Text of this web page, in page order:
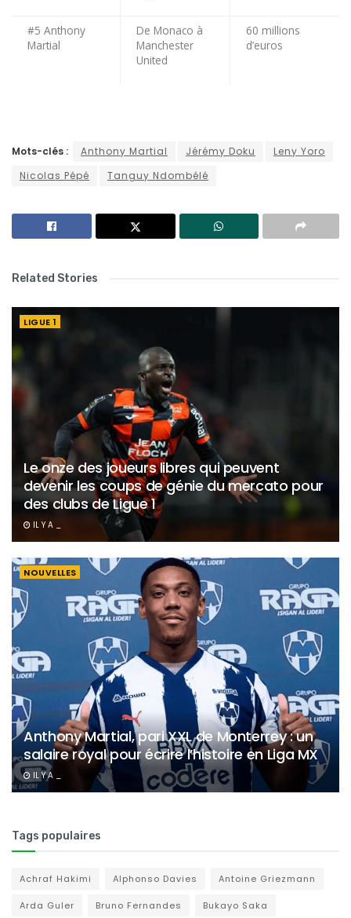
#5 Anthony
Martial
De Monaco à
Manchester
United
60 millions
d’euros
Mots-clés : Anthony Martial Jérémy Doku
Leny Yoro
Nicolas Pépé
Tanguy Ndombélé
Related Stories
LIGUE 1
Le onze des joueurs libres qui peuvent
devenir les coups de génie du mercato pour
des clubs de Ligue 1
IL Y A _
NOUVELLES
Anthony Martial, pari XXL de Monterrey : un
salaire royal pour écrire l’histoire en Liga MX
IL Y A _
Tags populaires
Achraf Hakimi Alphonso Davies Antoine Griezmann
Arda Guler Bruno Fernandes Bukayo Saka